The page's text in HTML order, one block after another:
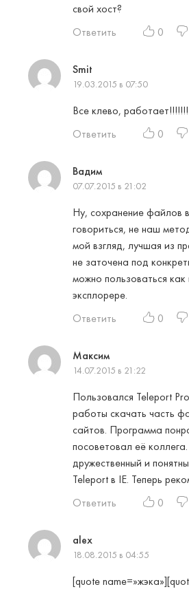
свой хост?
Ответить
0
Smit
19.03.2015 в 07:50
Все клево,
Ответить
0
Вадим
07.07.2015 в 21:02
Ну, сохранение файлов
говориться, не наш
мой взгляд, лучшая из
не заточена под
можно пользоваться как
эксплорере.
Ответить
0
Максим
14.07.2015 в 21:22
Пользовался Teleport
работы скачать часть
сайтов. Программа
посоветовал её
дружественный и
Teleport в IE. Теперь
Ответить
0
alex
18.08.2015 в 04:55
[quote